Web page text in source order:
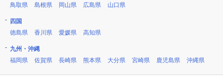
鳥取県
島根県 岡山県 広島県 山口県
四国
徳島県
香川県 愛媛県 高知県
九州・沖縄
福岡県
佐賀県 長崎県 熊本県 大分県 宮崎県 鹿児島県 沖縄県